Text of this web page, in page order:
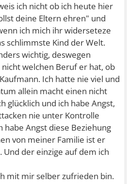
ich nicht ob ich heute hier
deine Eltern ehren" und
ich mich ihr widerseteze
schlimmste Kind der Welt.
wichtig, deswegen
welchen Beruf er hat, ob
Ich hatte nie viel und
allein macht einen nicht
glücklich und ich habe Angst,
nie unter Kontrolle
habe Angst diese Beziehung
von meiner Familie ist er
Und der einzige auf dem ich
mit mir selber zufrieden bin.